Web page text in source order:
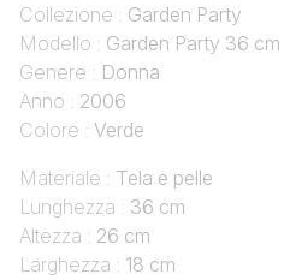
Collezione : Garden Party
Modello : Garden Party 36 cm
Genere : Donna
Anno : 2006
Colore : Verde
Materiale : Tela e pelle
Lunghezza : 36 cm
Altezza : 26 cm
Larghezza : 18 cm